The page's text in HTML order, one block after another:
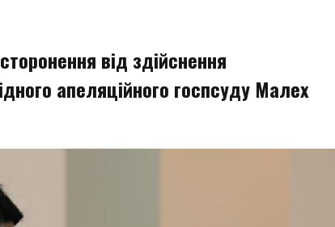
від здійснення
апеляційного госпсуду Малех